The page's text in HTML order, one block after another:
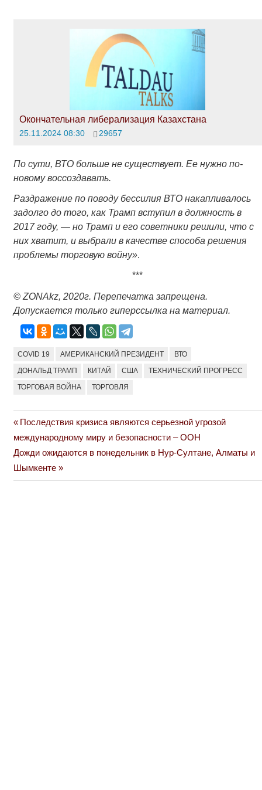
Окончательная либерализация Казахстана
25.11.2024 08:30 29657
По сути, ВТО больше не существует. Ее нужно по-
новому воссоздавать.
Раздражение по поводу бессилия ВТО накапливалось
задолго до того, как Трамп вступил в должность в
2017 году, — но Трамп и его советники решили, что с
них хватит, и выбрали в качестве способа решения
проблемы торговую войну».
***
© ZONAkz, 2020г. Перепечатка запрещена.
Допускается только гиперссылка на материал.
COVID 19 АМЕРИКАНСКИЙ ПРЕЗИДЕНТ ВТО
ДОНАЛЬД ТРАМП КИТАЙ США ТЕХНИЧЕСКИЙ ПРОГРЕСС
ТОРГОВАЯ ВОЙНА ТОРГОВЛЯ
Навигация
по
записям
Previous
Post:
Последствия кризиса являются серьезной угрозой
международному миру и безопасности – ООН
Next
Post:
Дожди ожидаются в понедельник в Нур-Султане, Алматы и
Шымкенте